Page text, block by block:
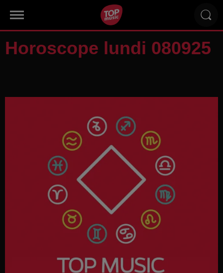
Horoscope lundi 080925